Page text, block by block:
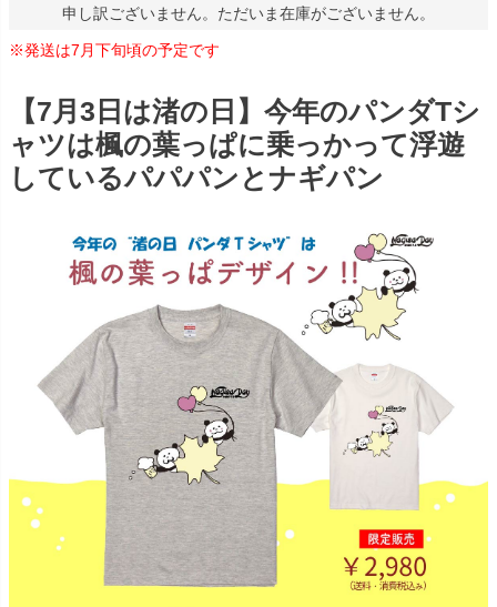
申し訳ございません。ただいま在庫がございません。
※発送は7月下旬頃の予定です
【7月3日は渚の日】今年のパンダTシ
ャツは楓の葉っぱに乗っかって浮遊
しているパパパンとナギパン